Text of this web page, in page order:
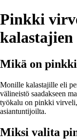
Pinkki
Mikä on
Monille kalastajille eli
välineistö saadakseen
työkalu on pinkki
asiantuntijoilta.
Miksi valita